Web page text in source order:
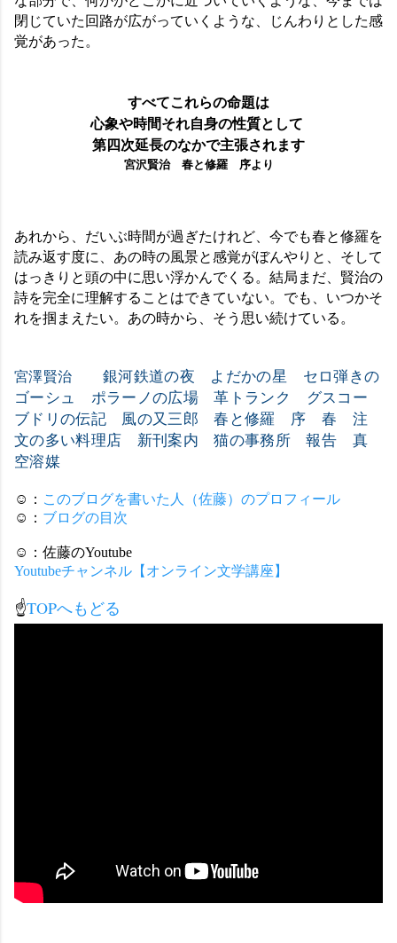
閉じていた回路が広がっていくような、じんわりとした感
覚があった。
すべてこれらの命題は
心象や時間それ自身の性質として
第四次延長のなかで主張されます
宮沢賢治 春と修羅 序より
あれから、だいぶ時間が過ぎたけれど、今でも春と修羅を
読み返す度に、あの時の風景と感覚がぼんやりと、そして
はっきりと頭の中に思い浮かんでくる。結局まだ、賢治の
詩を完全に理解することはできていない。でも、いつかそ
れを掴まえたい。あの時から、そう思い続けている。
宮澤賢治 銀河鉄道の夜 よだかの星
セロ弾きの
ゴーシュ
ポラーノの広場 革トランク
グスコー
ブドリの伝記
風の又三郎 春と修羅 序 春
注
文の多い料理店 新刊案内
猫の事務所 報告
真
空溶媒
☺： このブログを書いた人（佐藤）のプロフィール
☺： ブログの目次
☺：佐藤のYoutube
Youtubeチャンネル【オンライン文学講座】
☝TOPへもどる